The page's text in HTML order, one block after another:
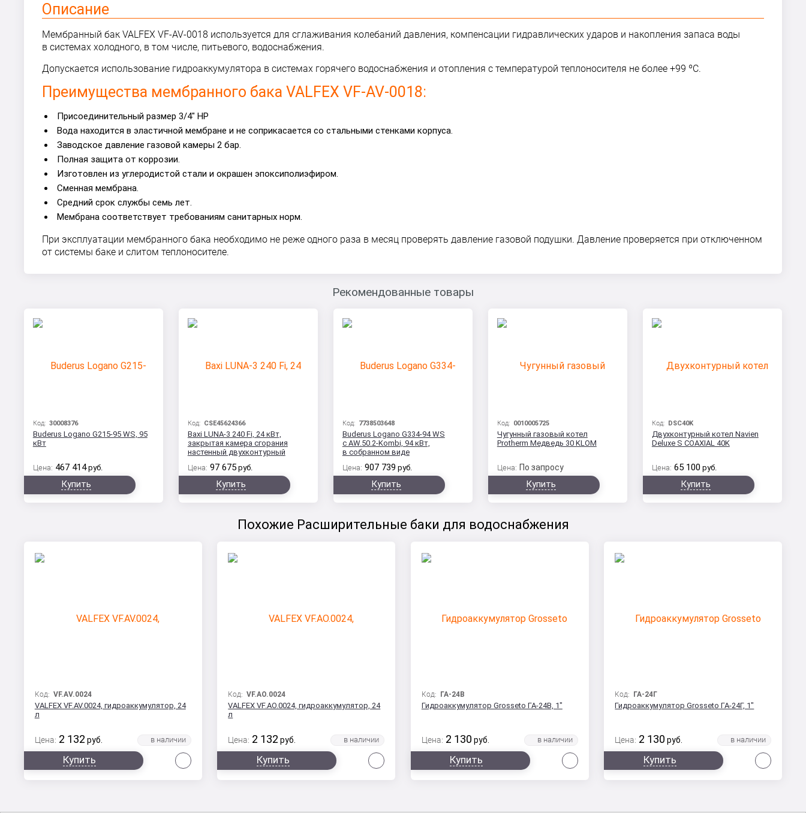
Описание
Мембранный бак VALFEX VF-AV-0018 используется для сглаживания колебаний давления, компенсации гидравлических ударов и накопления запаса воды
в системах холодного, в том числе, питьевого, водоснабжения.
Допускается использование гидроаккумулятора в системах горячего водоснабжения и отопления с температурой теплоносителя не более +99 ºС.
Преимущества мембранного бака VALFEX VF-AV-0018:
Присоединительный размер 3/4" HP
Вода находится в эластичной мембране и не соприкасается со стальными стенками корпуса.
Заводское давление газовой камеры 2 бар.
Полная защита от коррозии.
Изготовлен из углеродистой стали и окрашен эпоксиполиэфиром.
Сменная мембрана.
Средний срок службы семь лет.
Мембрана соответствует требованиям санитарных норм.
При эксплуатации мембранного бака необходимо не реже одного раза в месяц проверять давление газовой подушки. Давление проверяется при отключенном
от системы баке и слитом теплоносителе.
Рекомендованные товары
Код: 30008376
Buderus Logano G215-95 WS, 95
кВт
Цена: 467 414 руб.
Купить
Код: CSE45624366
Baxi LUNA-3 240 Fi, 24 кВт,
закрытая камера сгорания
настенный двухконтурный
Цена: 97 675 руб.
Купить
Код: 7738503648
Buderus Logano G334-94 WS
с AW.50.2-Kombi, 94 кВт,
в собранном виде
Цена: 907 739 руб.
Купить
Код: 0010005725
Чугунный газовый котел
Protherm Медведь 30 KLOM
Цена: По запросу
Купить
Код: DSC40K
Двухконтурный котел Navien
Deluxe S COAXIAL 40K
Цена: 65 100 руб.
Купить
Похожие Расширительные баки для водоснабжения
Код: VF.AV.0024
VALFEX VF.AV.0024, гидроаккумулятор, 24
л
Цена: 2 132 руб.
Купить
Код:VF.AO.0024
VALFEX VF.AO.0024, гидроаккумулятор, 24
л
Цена: 2 132 руб.
Купить
Код: ГА-24В
Гидроаккумулятор Grosseto ГА-24В, 1"
Цена: 2 130 руб.
Купить
Код: ГА-24Г
Гидроаккумулятор Grosseto ГА-24Г, 1"
Цена: 2 130 руб.
Купить